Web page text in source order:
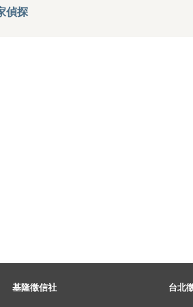
偵探
基隆徵信社 台北